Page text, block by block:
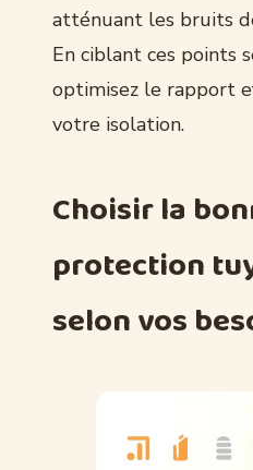
atténuant les bruits
En ciblant ces points
optimisez le rapport
votre isolation.
Choisir la
protection
selon vos